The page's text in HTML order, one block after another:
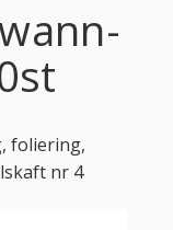
foliering,
nr 4